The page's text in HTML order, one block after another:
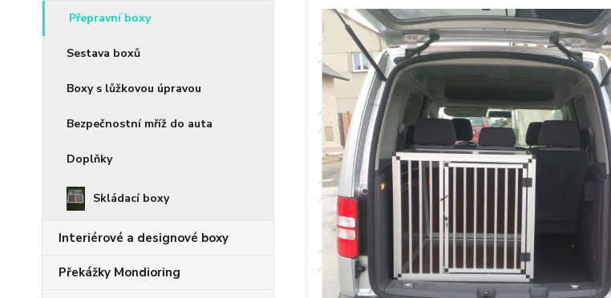
Přepravní boxy
Sestava boxů
Boxy s lůžkovou úpravou
Bezpečnostní mříž do auta
Doplňky
Skládací boxy
Interiérové a designové boxy
Překážky Mondioring